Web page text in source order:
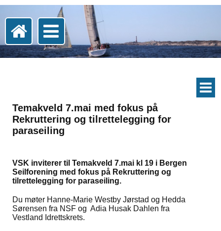
Temakveld 7.mai med fokus på
Rekruttering og tilrettelegging for
paraseiling
VSK inviterer til Temakveld 7.mai kl 19 i Bergen
Seilforening med fokus på Rekruttering og
tilrettelegging for paraseiling.
Du møter Hanne-Marie Westby Jørstad og Hedda
Sørensen fra NSF og Adia Husak Dahlen fra
Vestland Idrettskrets.